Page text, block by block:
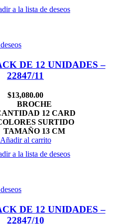
a la lista de deseos
DE 12 UNIDADES –
22847/11
$13,080.00
BROCHE
12 CARD
SURTIDO
TAMAÑO 13 CM
Añadir al carrito
a la lista de deseos
DE 12 UNIDADES –
22847/10